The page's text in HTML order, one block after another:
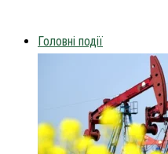
Головні події